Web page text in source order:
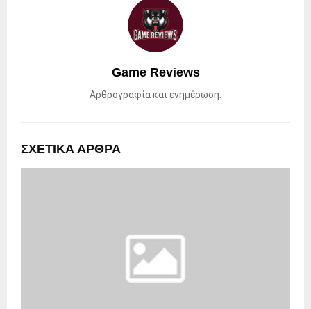
Game Reviews
Αρθρογραφία και ενημέρωση.
ΣΧΕΤΙΚΑ ΑΡΘΡΑ